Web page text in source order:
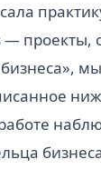
— проекты,